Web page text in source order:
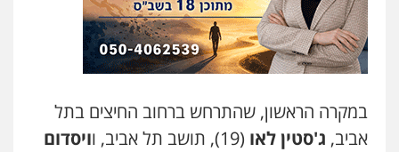
0507206063
עו"ד זוהר ארבל
0538788878
במקרה הראשון, שהתרחש ברחוב החיצים בתל
אביב, ג'סטין לאו (19), תושב תל אביב, ו
ויסדום